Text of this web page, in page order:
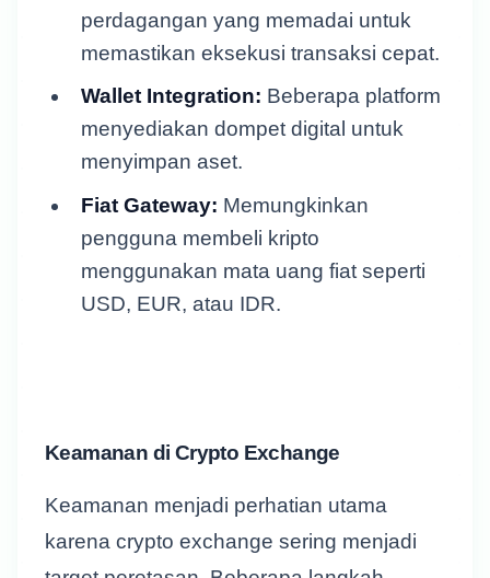
perdagangan yang memadai untuk
memastikan eksekusi transaksi cepat.
Wallet Integration: Beberapa platform
menyediakan dompet digital untuk
menyimpan aset.
Fiat Gateway: Memungkinkan
pengguna membeli kripto
menggunakan mata uang fiat seperti
USD, EUR, atau IDR.
Keamanan di Crypto Exchange
Keamanan menjadi perhatian utama
karena crypto exchange sering menjadi